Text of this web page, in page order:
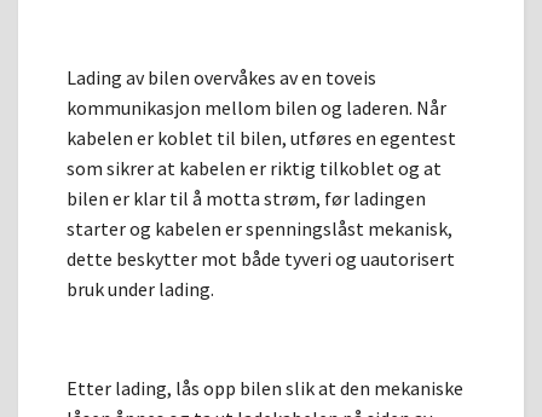
Lading av bilen overvåkes av en toveis
kommunikasjon mellom bilen og laderen. Når
kabelen er koblet til bilen, utføres en egentest
som sikrer at kabelen er riktig tilkoblet og at
bilen er klar til å motta strøm, før ladingen
starter og kabelen er spenningslåst mekanisk,
dette beskytter mot både tyveri og uautorisert
bruk under lading.
Etter lading, lås opp bilen slik at den mekaniske